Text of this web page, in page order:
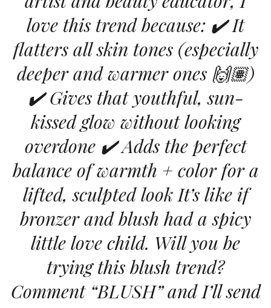
love this trend because: ✔️ It
flatters all skin tones (especially
deeper and warmer ones 🙌🏽)
✔️ Gives that youthful, sun-
kissed glow without looking
overdone ✔️ Adds the perfect
balance of warmth + color for a
lifted, sculpted look It’s like if
bronzer and blush had a spicy
little love child. Will you be
trying this blush trend?
Comment “BLUSH” and I’ll send